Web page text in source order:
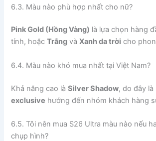
6.3. Màu nào phù hợp nhất cho nữ?
Pink Gold (Hồng Vàng) là lựa chọn hàng
tính, hoặcTrắng vàXanh da trời cho
6.4. Màu nào khó mua nhất tại Việt Nam?
Khả năng cao làSilver Shadow, do đây
exclusive hướng đến nhóm khách hàng
6.5. Tôi nên mua S26 Ultra màu nào nếu
chụp hình?